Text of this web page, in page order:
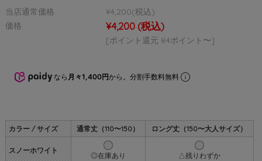
当店通常価格: ¥4,200(税込)
価格:
¥4,200 (税込)
[ポイント還元 84ポイント〜]
なら 月々1,400円から。分割手数料無料
カラー / サイズ 通常丈（110〜150） ロング丈（150〜大人サイズ）
スノーホワイト
◎在庫あり △残りわずか